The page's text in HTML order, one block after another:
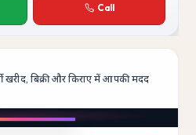
Call
खरीद, बिक्री और किराए में आपकी मदद